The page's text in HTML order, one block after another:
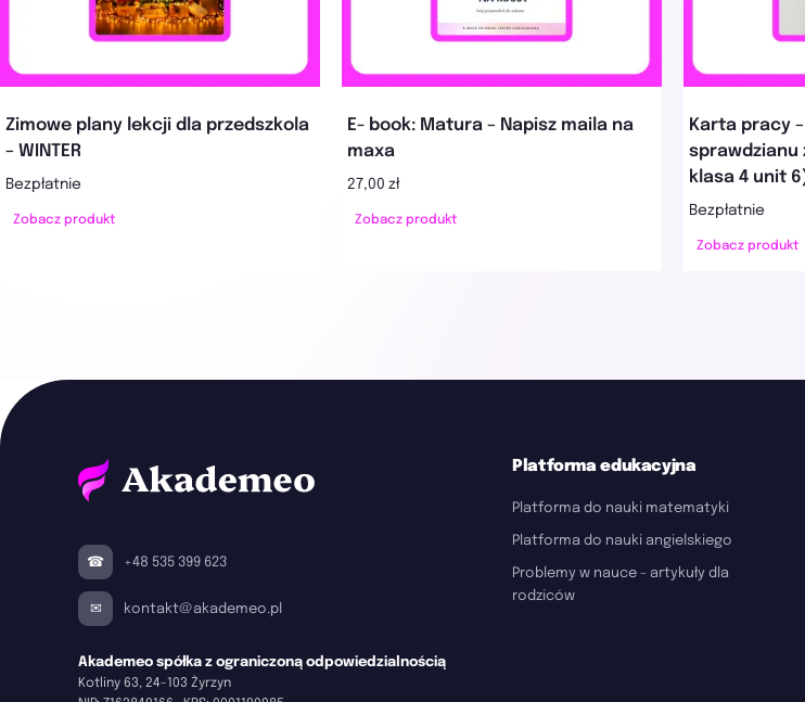
Zimowe plany lekcji dla przedszkola
– WINTER
Bezpłatnie
Zobacz produkt
E- book: Matura – Napisz maila na
maxa
27,00 zł
Zobacz produkt
Karta pracy
sprawdzianu
klasa 4 unit
Bezpłatnie
Zobacz produkt
+48 535 399 623
kontakt@akademeo.pl
Akademeo spółka z ograniczoną odpowiedzialnością
Kotliny 63, 24-103 Żyrzyn
Platforma edukacyjna
Platforma do nauki matematyki
Platforma do nauki angielskiego
Problemy w nauce - artykuły dla
rodziców